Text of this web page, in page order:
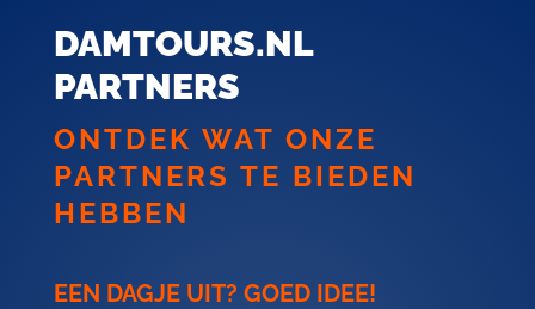
DAMTOURS.NL
PARTNERS
ONTDEK WAT ONZE
PARTNERS TE BIEDEN
HEBBEN
EEN DAGJE UIT? GOED IDEE!